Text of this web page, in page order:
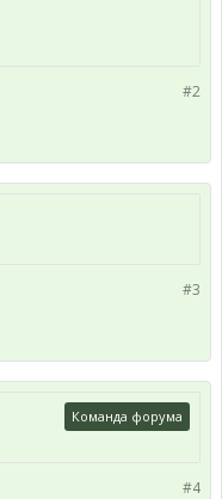
#2
#3
Команда форума
#4